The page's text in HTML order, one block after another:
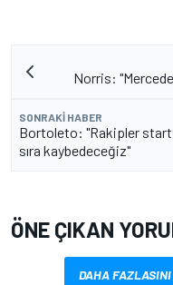
Norris:
SONRAKI HABER
Bortoleto: "Rakipler
sıra kaybedeceğiz"
ÖNE ÇIKAN
DAHA FAZLASINI